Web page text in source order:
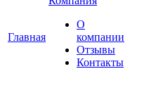
Главная
О
компании
Отзывы
Контакты